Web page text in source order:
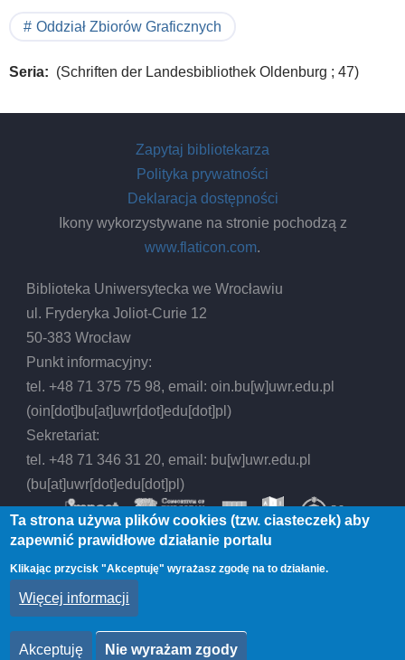
Oddział Zbiorów Graficznych
Seria (Schriften der Landesbibliothek Oldenburg ; 47)
Zapytaj bibliotekarza
Polityka prywatności
Deklaracja dostępności
Ikony wykorzystywane na stronie pochodzą z
www.flaticon.com.
Biblioteka Uniwersytecka we Wrocławiu
ul. Fryderyka Joliot-Curie 12
50-383 Wrocław
Punkt informacyjny:
tel. +48 71 375 75 98, email:oin.bu[w]uwr.edu.pl
(oin[dot]bu[at]uwr[dot]edu[dot]pl)
Sekretariat:
tel. +48 71 346 31 20, email: bu[w]uwr.edu.pl
(bu[at]uwr[dot]edu[dot]pl)
© 2026 Biblioteka Uniwersytecka we Wrocławiu,
All rights reserved.
Ta strona używa plików cookies (tzw. ciasteczek) aby
zapewnić prawidłowe działanie portalu
Klikając przycisk "Akceptuję" wyrażasz zgodę na to działanie.
Więcej informacji
Akceptuję Nie wyrażam zgody